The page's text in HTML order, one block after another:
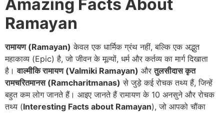
Amazing Facts About
Ramayan
रामायण (Ramayan) केवल एक धार्मिक ग्रंथ नहीं, बल्कि एक अद्भुत
महाकाव्य (Epic) है, जो जीवन के मूल्यों, धर्म और कर्तव्य का मार्ग दिखाता
है।वाल्मीकि रामायण (Valmiki Ramayan) औरतुलसीदास कृत
रामचरितमानस (Ramcharitmanas) से जुड़े कई रोचक तथ्य हैं, जिन्हें
बहुत कम लोग जानते हैं। आइए जानते हैं रामायण के 10 अनसुने और रोचक
तथ्य (Interesting Facts about Ramayan), जो आपको चौंका